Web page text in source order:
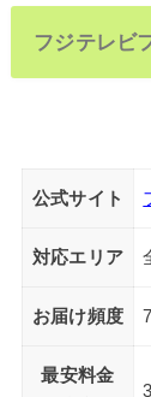
フジテレビ
公式サイト
対応エリア
お届け頻度
最安料金